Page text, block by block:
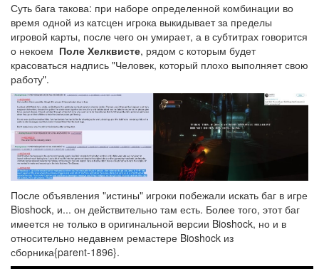
Суть бага такова: при наборе определенной комбинации во
время одной из катсцен игрока выкидывает за пределы
игровой карты, после чего он умирает, а в субтитрах говорится
о некоем Поле Хелквисте, рядом с которым будет
красоваться надпись "Человек, который плохо выполняет свою
работу".
После объявления "истины" игроки побежали искать баг в игре
Bioshock, и... он действительно там есть. Более того, этот баг
имеется не только в оригинальной версии Bioshock, но и в
относительно недавнем ремастере Bioshock из
сборника{parent-1896}.